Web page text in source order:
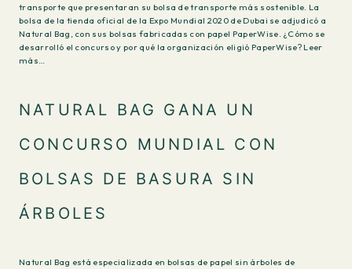
transporte que presentaran su bolsa de transporte más sostenible. La
bolsa de la tienda oficial de la Expo Mundial 2020 de Dubai se adjudicó a
Natural Bag, con sus bolsas fabricadas con papel PaperWise. ¿Cómo se
desarrolló el concurso y por qué la organización eligió PaperWise? Leer
más…
NATURAL BAG GANA UN
CONCURSO MUNDIAL CON
BOLSAS DE BASURA SIN
ÁRBOLES
Natural Bag está especializada en bolsas de papel sin árboles de